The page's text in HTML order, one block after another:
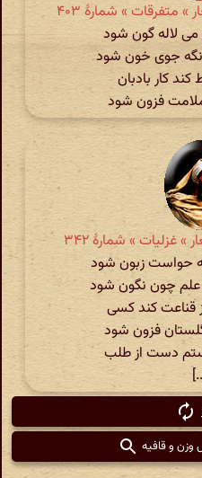
متفرقات » شمارهٔ ۴۰۳
می لاله گون شود
نگه جوی خون شود
کار بادبان
فزون شود
غزلیات » شمارهٔ ۳۴۲
حواست زبون شود
چون نگون شود
قناعت کند کسی
فزون شود
دست از طلب
وزن و قافیه